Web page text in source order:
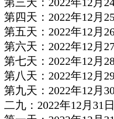
第四天：2022年12月
第五天：2022年12月
第六天：2022年12月
第七天：2022年12月
第八天：2022年12月
第九天：2022年12月
二九：2022年12月31